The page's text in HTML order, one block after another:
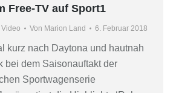
Free-TV auf Sport1
Video Von Marion Land 6. Februar 2018
kurz nach Daytona und hautnah
bei dem Saisonauftakt der
Sportwagenserie